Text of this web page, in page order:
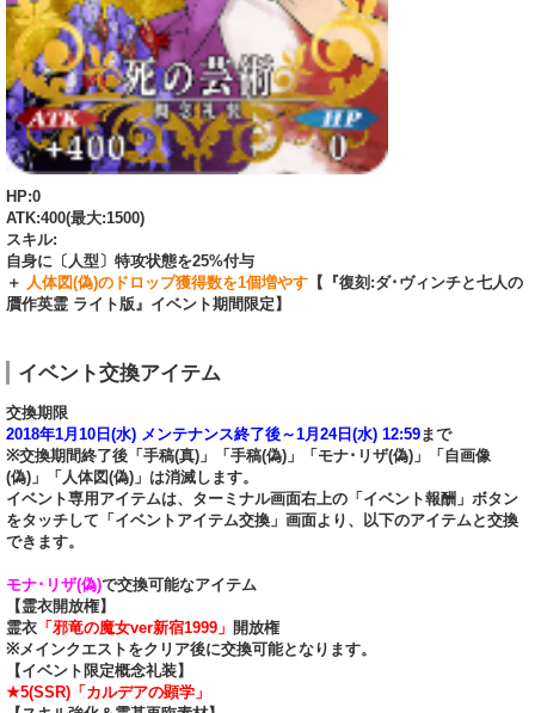
HP:0
ATK:400(最大:1500)
スキル:
自身に〔人型〕特攻状態を25%付与
＋ 人体図(偽)のドロップ獲得数を1個増やす 【『復刻:ダ･ヴィンチと七人の
贋作英霊 ライト版』イベント期間限定】
イベント交換アイテム
交換期限
2018年1月10日(水) メンテナンス終了後～1月24日(水) 12:59まで
※交換期間終了後「手稿(真)」「手稿(偽)」「モナ･リザ(偽)」「自画像
(偽)」「人体図(偽)」は消滅します。
イベント専用アイテムは、ターミナル画面右上の「イベント報酬」ボタン
をタッチして「イベントアイテム交換」画面より、以下のアイテムと交換
できます。
モナ･リザ(偽)で交換可能なアイテム
【霊衣開放権】
霊衣 「邪竜の魔女ver新宿1999」 開放権
※メインクエストをクリア後に交換可能となります。
【イベント限定概念礼装】
★5(SSR)「カルデアの顕学」